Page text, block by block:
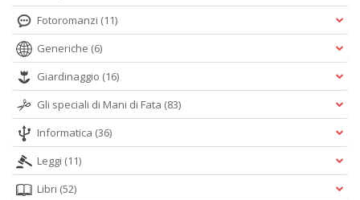
Fotoromanzi (11)
Generiche (6)
Giardinaggio (16)
Gli speciali di Mani di Fata (83)
Informatica (36)
Leggi (11)
Libri (52)